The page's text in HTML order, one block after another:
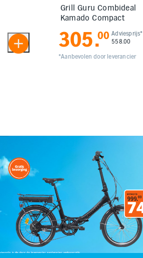
Grill Guru Combideal
Kamado Compact
305.00 Adviesprijs*
558.00
*Aanbevolen door leverancier